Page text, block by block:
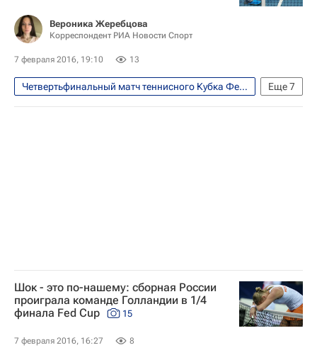
Вероника Жеребцова
Корреспондент РИА Новости Спорт
7 февраля 2016, 19:10 13
Еще7
Четвертьфинальный матч теннисного Кубка Федерации между сборными России и Нидерландов, 6-7 февраля
Теннис
Спорт
Андрей Чесноков
Шок - это по-нашему: сборная России
проиграла команде Голландии в 1/4
финала Fed Cup
15
7 февраля 2016, 16:27 8